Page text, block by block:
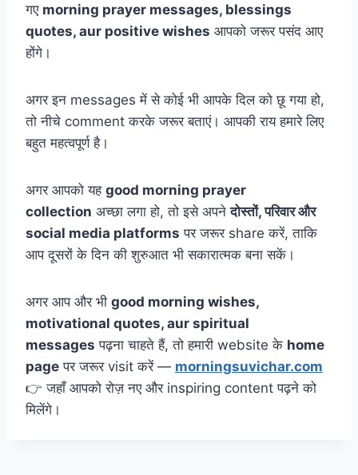
गए morning prayer messages, blessings
quotes, aur positive wishes आपको जरूर पसंद आए
होंगे।
अगर इन messages में से कोई भी आपके दिल को छू गया हो,
तो नीचे comment करके जरूर बताएं। आपकी राय हमारे लिए
बहुत महत्वपूर्ण है।
अगर आपको यह good morning prayer
collection अच्छा लगा हो, तो इसे अपनेदोस्तों, परिवार और
social media platforms पर जरूर share करें, ताकि
आप दूसरों के दिन की शुरुआत भी सकारात्मक बना सकें।
अगर आप और भी good morning wishes,
motivational quotes, aur spiritual
messages पढ़ना चाहते हैं, तो हमारी website के home
page पर जरूर visit करें — morningsuvichar.com
👉 जहाँ आपको रोज़ नए और inspiring content पढ़ने को
मिलेंगे।